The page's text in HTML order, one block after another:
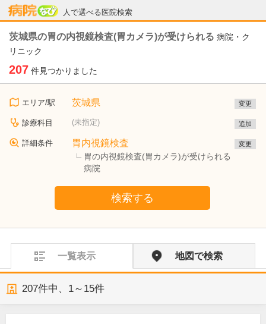
人で選べる医院検索
病院なび
茨城県の胃の内視鏡検査(胃カメラ)が受けられる 病院・ク
リニック
207 件見つかりました
エリア/駅 茨城県 変更
診療科目 (未指定) 追加
詳細条件 胃内視鏡検査
胃の内視鏡検査(胃カメラ)が受けられる
病院
変更
検索する
一覧表示 地図で検索
207件中、 1～15件